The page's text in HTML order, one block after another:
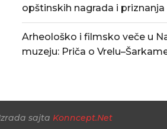
opštinskih nagrada i priznanja
Arheološko i filmsko veče u
muzeju: Priča o
sajta Konncept.Net